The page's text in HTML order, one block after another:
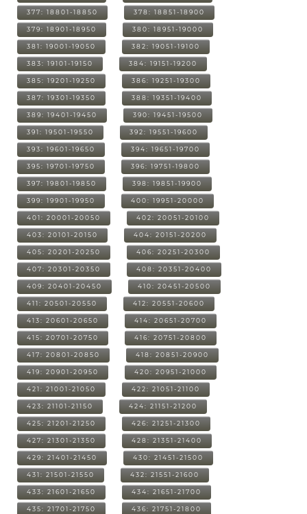
377: 18801-18850 378: 18851-18900
379: 18901-18950 380: 18951-19000
381: 19001-19050 382: 19051-19100
383: 19101-19150 384: 19151-19200
385: 19201-19250 386: 19251-19300
387: 19301-19350 388: 19351-19400
389: 19401-19450 390: 19451-19500
391: 19501-19550 392: 19551-19600
393: 19601-19650 394: 19651-19700
395: 19701-19750 396: 19751-19800
397: 19801-19850 398: 19851-19900
399: 19901-19950 400: 19951-20000
401: 20001-20050 402: 20051-20100
403: 20101-20150 404: 20151-20200
405: 20201-20250 406: 20251-20300
407: 20301-20350 408: 20351-20400
409: 20401-20450 410: 20451-20500
411: 20501-20550 412: 20551-20600
413: 20601-20650 414: 20651-20700
415: 20701-20750 416: 20751-20800
417: 20801-20850 418: 20851-20900
419: 20901-20950 420: 20951-21000
421: 21001-21050 422: 21051-21100
423: 21101-21150 424: 21151-21200
425: 21201-21250 426: 21251-21300
427: 21301-21350 428: 21351-21400
429: 21401-21450 430: 21451-21500
431: 21501-21550 432: 21551-21600
433: 21601-21650 434: 21651-21700
435: 21701-21750 436: 21751-21800